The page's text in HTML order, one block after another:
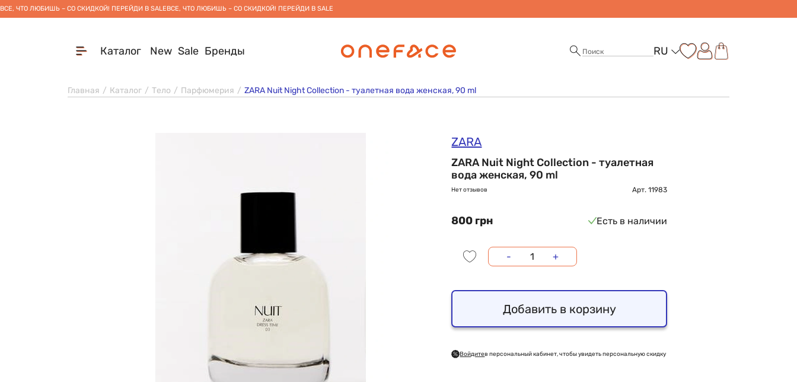
ВСЕ, ЧТО ЛЮБИШЬ – СО СКИДКОЙ! ПЕРЕЙДИ В SALEВСЕ, ЧТО ЛЮБИШЬ – СО СКИДКОЙ! ПЕРЕЙДИ В SALE
Каталог New Sale Бренды RU
Главная Каталог Тело Парфюмерия ZARA Nuit Night Collection - туалетная вода женская, 90 ml
ZARA
ZARA Nuit Night Collection - туалетная
вода женская, 90 ml
Нет отзывов Арт. 11983
800 грн Есть в наличии
- +
Добавить в корзину
Войдитев персональный кабинет, чтобы увидеть персональную скидку